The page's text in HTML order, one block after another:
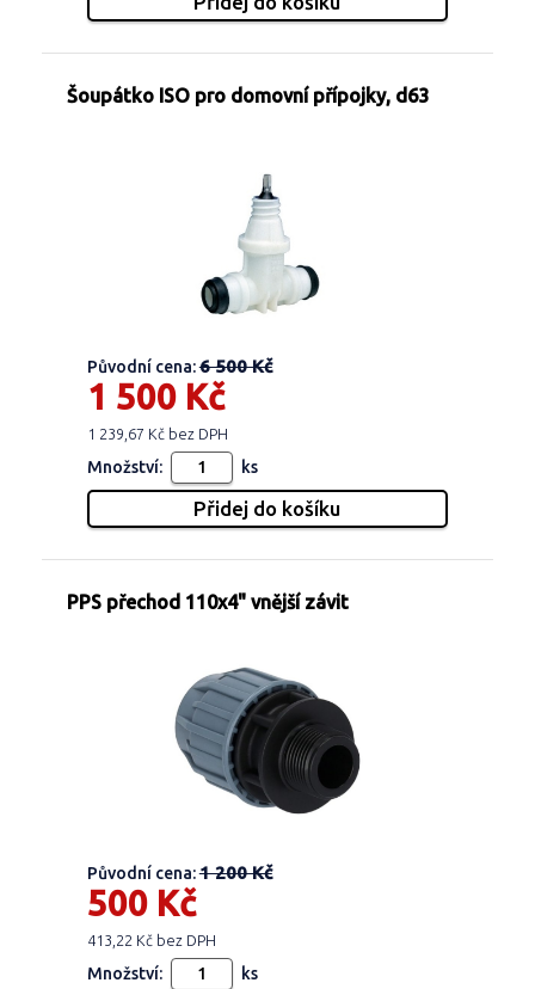
Šoupátko ISO pro domovní přípojky, d63
Původní cena:6 500 Kč
1 500 Kč
1 239,67 Kč bez DPH
Množství: ks
PPS přechod 110x4" vnější závit
Původní cena:1 200 Kč
500 Kč
413,22 Kč bez DPH
Množství: ks